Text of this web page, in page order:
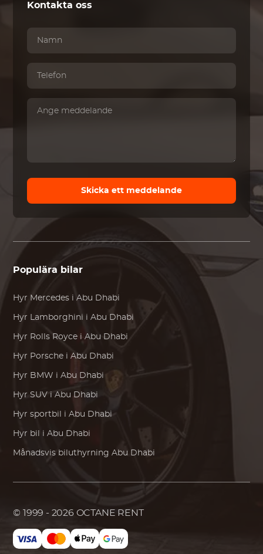
Kontakta oss
Skicka ett meddelande
Populära bilar
Hyr Mercedes i Abu Dhabi
Hyr Lamborghini i Abu Dhabi
Hyr Rolls Royce i Abu Dhabi
Hyr Porsche i Abu Dhabi
Hyr BMW i Abu Dhabi
Hyr SUV i Abu Dhabi
Hyr sportbil i Abu Dhabi
Hyr bil i Abu Dhabi
Månadsvis biluthyrning Abu Dhabi
© 1999 - 2026 OCTANE RENT